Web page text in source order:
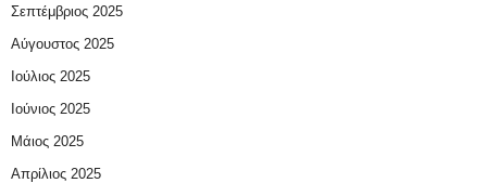
Σεπτέμβριος 2025
Αύγουστος 2025
Ιούλιος 2025
Ιούνιος 2025
Μάιος 2025
Απρίλιος 2025